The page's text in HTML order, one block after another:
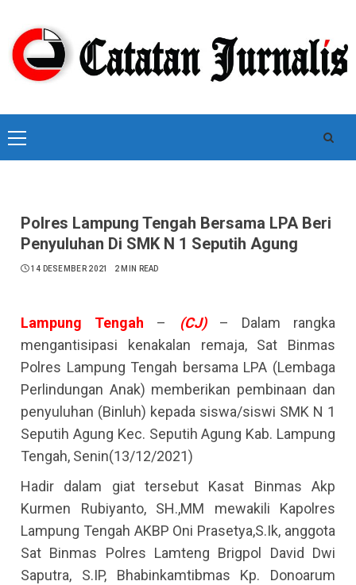
content
Primary
Menu
Polres Lampung Tengah Bersama LPA Beri
Penyuluhan Di SMK N 1 Seputih Agung
14 DESEMBER 2021 2 MIN READ
Lampung Tengah – (CJ)– Dalam rangka
mengantisipasi kenakalan remaja, Sat Binmas
Polres Lampung Tengah bersama LPA (Lembaga
Perlindungan Anak) memberikan pembinaan dan
penyuluhan (Binluh) kepada siswa/siswi SMK N 1
Seputih Agung Kec. Seputih Agung Kab. Lampung
Tengah, Senin(13/12/2021)
Hadir dalam giat tersebut Kasat Binmas Akp
Kurmen Rubiyanto, SH.,MM mewakili Kapolres
Lampung Tengah AKBP Oni Prasetya,S.Ik, anggota
Sat Binmas Polres Lamteng Brigpol David Dwi
Saputra, S.IP, Bhabinkamtibmas Kp. Donoarum